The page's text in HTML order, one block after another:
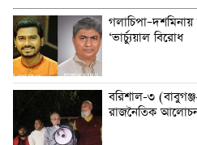
‘ভার্চ্যুয়াল বিরোধ
বরিশাল-৩
রাজনৈতিক